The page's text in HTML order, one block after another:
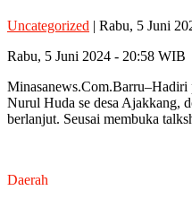
Uncategorized | Rabu, 5 Juni
Rabu, 5 Juni 2024 - 20:58 WIB
Nurul Huda se desa Ajakkang,
berlanjut. Seusai membuka
Daerah